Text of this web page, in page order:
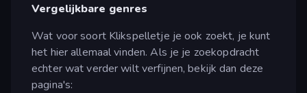
Vergelijkbare genres
Wat voor soort Klikspelletje je ook zoekt, je kunt
het hier allemaal vinden. Als je je zoekopdracht
echter wat verder wilt verfijnen, bekijk dan deze
pagina's: